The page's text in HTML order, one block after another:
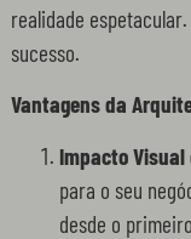
realidade
sucesso.
Vantagens da
Impacto
para o seu
desde o